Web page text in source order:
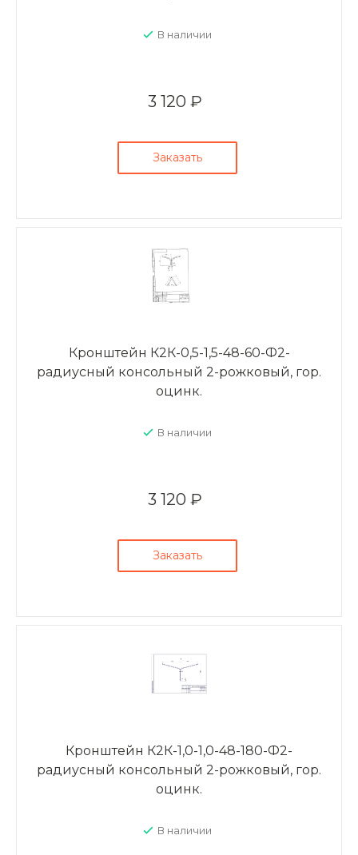
В наличии
3 120 ₽
Заказать
Кронштейн К2К-0,5-1,5-48-60-Ф2-
радиусный консольный 2-рожковый, гор.
оцинк.
В наличии
3 120 ₽
Заказать
Кронштейн К2К-1,0-1,0-48-180-Ф2-
радиусный консольный 2-рожковый, гор.
оцинк.
В наличии